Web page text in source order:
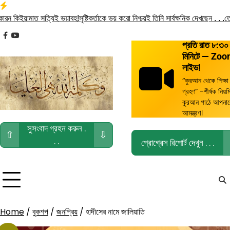
Skip
to
content
সত্যিই ভয়াবহ!সৃষ্টিকর্তাকে ভয় করো নিশ্চয়ই তিনি সার্বক্ষনিক দেখছেন . . .তোমরা বৈধ
facebook
youtube
⇧
সুসংবাদ গ্রহন করুন .
. .
⇩
প্রতি রাত ৮:৩০
মিনিটে —
লাইভ!
“কুরআন থেকে শিক্ষা
গ্রহণ” -শীর্ষক
কুরআন পাঠে
আমন্ত্রণ।
প্রোগ্রেস রিপোর্ট দেখুন . . .
Home / বুকশপ / জনপ্রিয় / হাদীসের নামে জালিয়াতি